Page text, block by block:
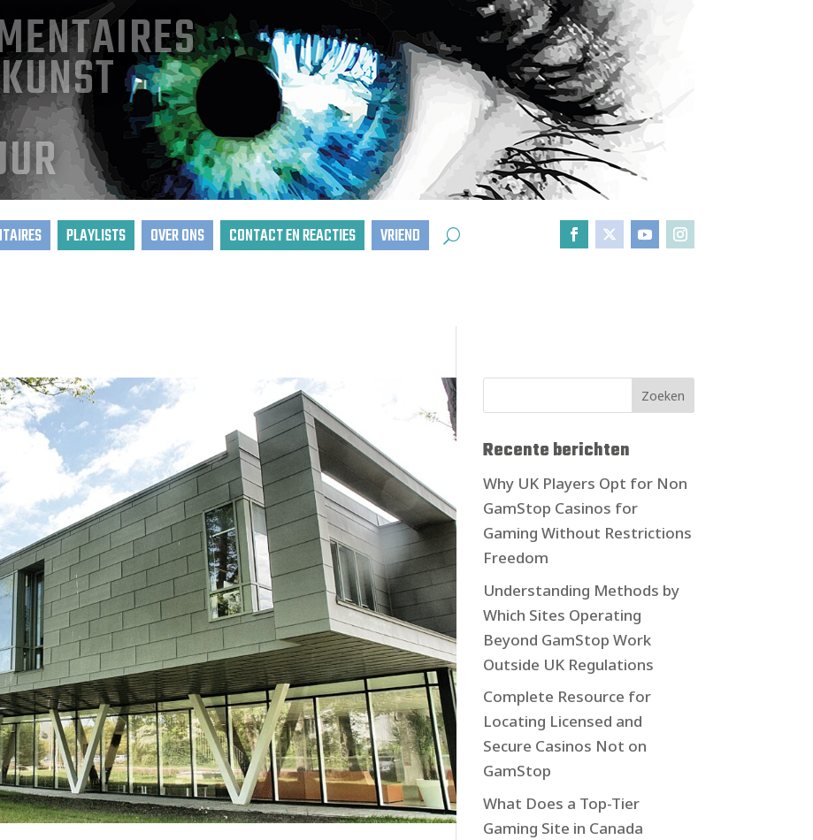
PLAYLISTS OVER ONS CONTACT EN REACTIES VRIEND
Zoeken
Recente berichten
Why UK Players Opt for Non
GamStop Casinos for
Gaming Without Restrictions
Freedom
Understanding Methods by
Which Sites Operating
Beyond GamStop Work
Outside UK Regulations
Complete Resource for
Locating Licensed and
Secure Casinos Not on
GamStop
What Does a Top-Tier
Gaming Site in Canada